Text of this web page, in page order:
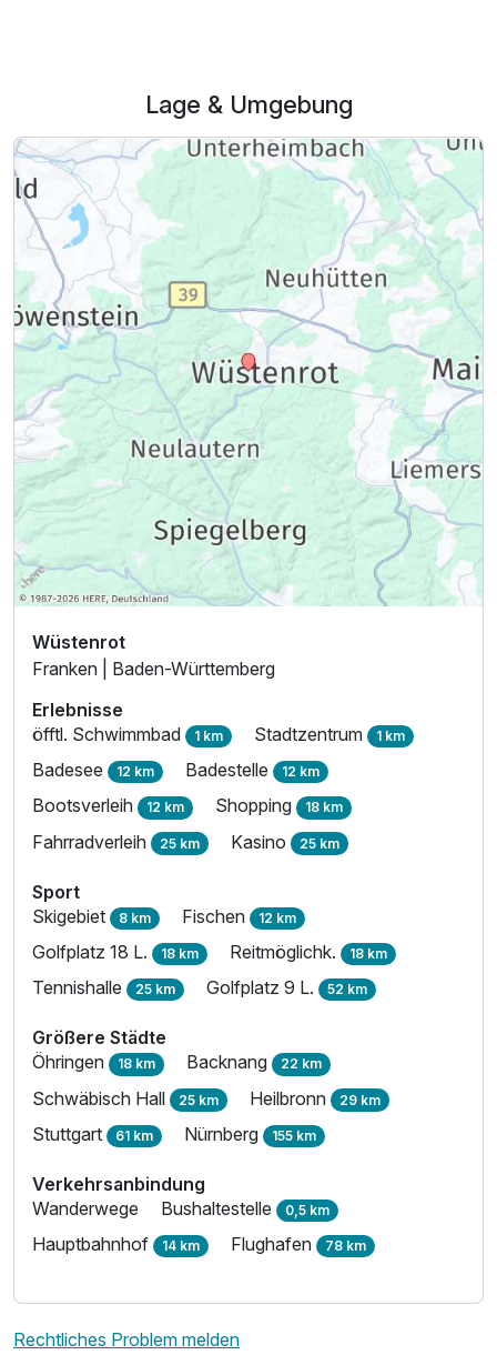
Lage & Umgebung
Wüstenrot
Franken | Baden-Württemberg
Erlebnisse
öfftl. Schwimmbad 1 km Stadtzentrum 1 km
Badesee 12 km Badestelle 12 km
Bootsverleih 12 km Shopping 18 km
Fahrradverleih 25 km Kasino 25 km
Sport
Skigebiet 8 km Fischen 12 km
Golfplatz 18 L. 18 km Reitmöglichk. 18 km
Tennishalle 25 km Golfplatz 9 L. 52 km
Größere Städte
Öhringen 18 km Backnang 22 km
Schwäbisch Hall 25 km Heilbronn 29 km
Stuttgart 61 km Nürnberg 155 km
Verkehrsanbindung
Wanderwege
Bushaltestelle 0,5 km
Hauptbahnhof 14 km Flughafen 78 km
Rechtliches Problem melden